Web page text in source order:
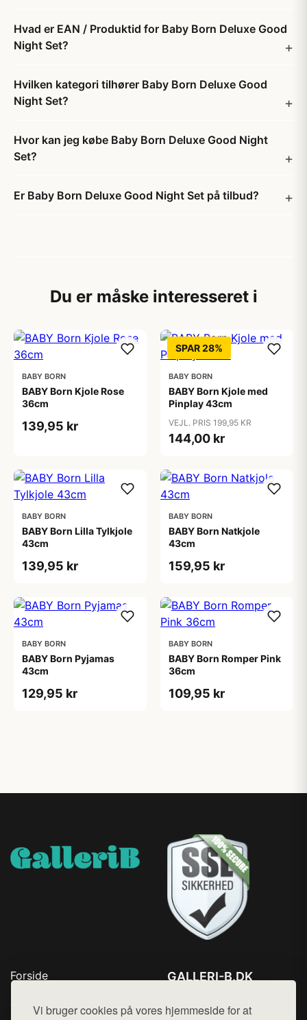
Vi bruger cookies på vores hjemmeside for at
Hvad er EAN / Produktid for Baby Born Deluxe Good
Night Set?
Hvilken kategori tilhører Baby Born Deluxe Good
Night Set?
Hvor kan jeg købe Baby Born Deluxe Good Night
Set?
Er Baby Born Deluxe Good Night Set på tilbud?
Du er måske interesseret i
BABY BORN
BABY Born Kjole Rose
36cm
139,95 kr
SPAR 28%
BABY BORN
BABY Born Kjole med
Pinplay 43cm
VEJL. PRIS 199,95 KR
144,00 kr
BABY BORN
BABY Born Lilla Tylkjole
43cm
139,95 kr
BABY BORN
BABY Born Natkjole
43cm
159,95 kr
BABY BORN
BABY Born Pyjamas
43cm
129,95 kr
BABY BORN
BABY Born Romper Pink
36cm
109,95 kr
Forside
Top Rabatter
GALLERI-B.DK